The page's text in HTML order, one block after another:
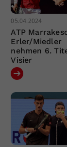
05.04.2024
ATP
Erler/Miedler
nehmen 6.
Visier